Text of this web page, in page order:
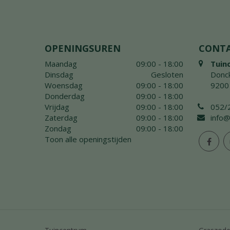
OPENINGSUREN
Maandag
09:00 - 18:00
Dinsdag
Gesloten
Woensdag
09:00 - 18:00
Donderdag
09:00 - 18:00
Vrijdag
09:00 - 18:00
Zaterdag
09:00 - 18:00
Zondag
09:00 - 18:00
Toon alle openingstijden
052/